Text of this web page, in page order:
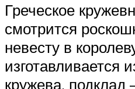
Греческое
смотрится
невесту в
изготавливается
кружева, подклад